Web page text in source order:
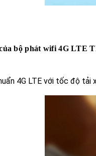
bộ phát wifi 4G LTE
4G LTE với tốc độ